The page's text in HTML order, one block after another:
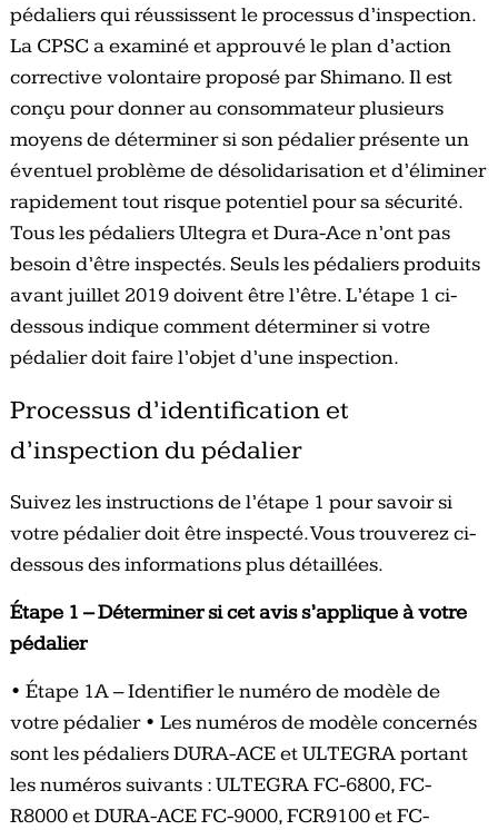
pédaliers qui réussissent le processus d’inspection.
La CPSC a examiné et approuvé le plan d’action
corrective volontaire proposé par Shimano. Il est
conçu pour donner au consommateur plusieurs
moyens de déterminer si son pédalier présente un
éventuel problème de désolidarisation et d’éliminer
rapidement tout risque potentiel pour sa sécurité.
Tous les pédaliers Ultegra et Dura-Ace n’ont pas
besoin d’être inspectés. Seuls les pédaliers produits
avant juillet 2019 doivent être l’être. L’étape 1 ci-
dessous indique comment déterminer si votre
pédalier doit faire l’objet d’une inspection.
Processus d’identification et
d’inspection du pédalier
Suivez les instructions de l’étape 1 pour savoir si
votre pédalier doit être inspecté. Vous trouverez ci-
dessous des informations plus détaillées.
Étape 1 – Déterminer si cet avis s’applique à votre
pédalier
• Étape 1A – Identifier le numéro de modèle de
votre pédalier • Les numéros de modèle concernés
sont les pédaliers DURA-ACE et ULTEGRA portant
les numéros suivants : ULTEGRA FC-6800, FC-
R8000 et DURA-ACE FC-9000, FCR9100 et FC-